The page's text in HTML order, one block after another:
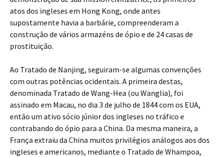
atos dos ingleses em Hong Kong, onde antes
supostamente havia a barbárie, compreenderam a
construção de vários armazéns de ópio e de 24 casas de
prostituição.
Ao Tratado de Nanjing, seguiram-se algumas convenções
com outras potências ocidentais. A primeira destas,
denominada Tratado de Wang-Hea (ou Wanglia), foi
assinado em Macau, no dia 3 de julho de 1844 com os EUA,
então um ativo sócio júnior dos ingleses no tráfico e
contrabando do ópio para a China. Da mesma maneira, a
França extraiu da China muitos privilégios análogos aos dos
ingleses e americanos, mediante o Tratado de Whampoa,